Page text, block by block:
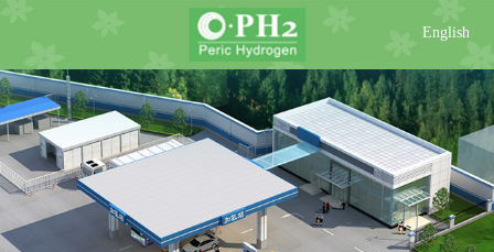
English